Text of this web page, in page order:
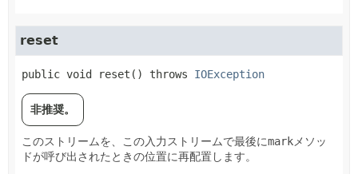
reset
public void reset () throws IOException
非推奨。
このストリームを、この入力ストリームで最後にmark メソッ
ドが呼び出されたときの位置に再配置します。